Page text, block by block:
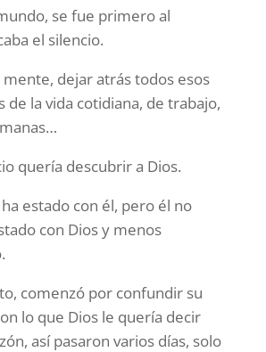
se fue primero al
el silencio.
mente, dejar atrás todos esos
de la vida cotidiana, de trabajo,
quería descubrir a Dios.
estado con él, pero él no
con Dios y menos
comenzó por confundir su
lo que Dios le quería decir
así pasaron varios días, solo